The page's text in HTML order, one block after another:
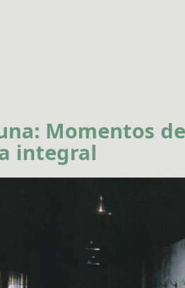
Momentos
integral